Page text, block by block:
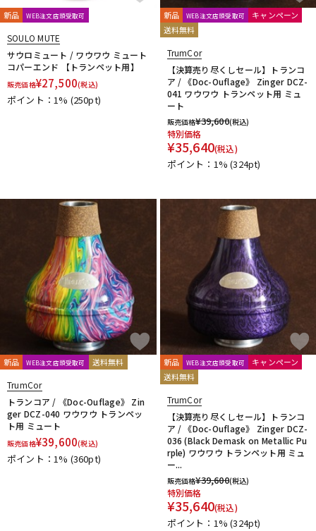
N-Q
NAKAJIMA Neotech Neptune
New Stone Lined
NONAKA
OCHRES
OKURA + MUTE
Otto Link
P&H Paul Mauriat Phil Barone
POWERbreathe
PRIMA PROTEC Queen Brass
R-S
Rampone&Cazzani REKA
Rondino ROUSSEAU
SEIKO
Selmer Paris
SML（Strasser Marigaux Lemaire）
SUPERSLICK
Susato
T.K MELODY TABIBITO
Ted Klum
THE WALLACE COLLECTION
Tom Crown
TORAYSEE
TrumCor trumpet station
Ullven
Ultra breathe
Ultra-Pure unknown
UPMUTE
VACCHIANO
VANDOREN VIVACE waltons
Warburton
Winds Score
Wood Stone
YANAGISAWA
Zac
他
アケタオカリーナ
アレキサンダー（リード）
ウインドブロスオリジナル
オオサワオカリナ
すいとる君
その他メーカー ツルピカ君
ハリソン
ライツ
ARTinoise
Intercept Technology
Kerry Whistle
GAT Custom Brass
TK Melody
HINO MG Leather Work
MALTA
CG Mouthpiece
Frate Precision Shastock
Syos
新品 WEB注文店頭受取可
SOULO MUTE
サウロミュート / ワウワウ ミュート
コパーエンド 【トランペット用】
販売価格¥27,500(税込)
ポイント：1% (250pt)
新品 WEB注文店頭受取可
キャンペーン
送料無料
TrumCor
【決算売り尽くしセール】トランコ
ア / 《Doc-Ouflage》 Zinger DCZ-
041 ワウワウ トランペット用 ミュ
ート
販売価格¥39,600(税込)
特別価格
¥35,640(税込)
ポイント：1%(324pt)
新品 WEB注文店頭受取可 送料無料
TrumCor
トランコア / 《Doc-Ouflage》 Zin
ger DCZ-040 ワウワウ トランペッ
ト用 ミュート
販売価格¥39,600(税込)
ポイント：1% (360pt)
新品 WEB注文店頭受取可
キャンペーン
送料無料
TrumCor
【決算売り尽くしセール】トランコ
ア / 《Doc-Ouflage》 Zinger DCZ-
036 (Black Demask on Metallic Pu
rple) ワウワウ トランペット用 ミュ
ー...
販売価格¥39,600(税込)
特別価格
¥35,640(税込)
ポイント：1%(324pt)